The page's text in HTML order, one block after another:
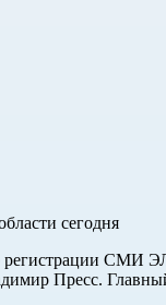
сегодня
регистрации СМИ
Пресс.